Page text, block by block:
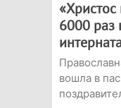
«Христос
6000 раз
вошла в